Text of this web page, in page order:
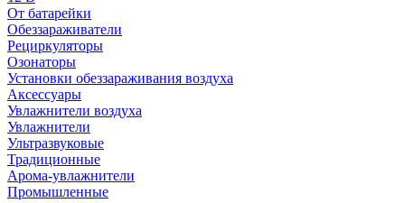
От батарейки
Обеззараживатели
Рециркуляторы
Озонаторы
Установки обеззараживания воздуха
Аксессуары
Увлажнители воздуха
Увлажнители
Ультразвуковые
Традиционные
Арома-увлажнители
Промышленные